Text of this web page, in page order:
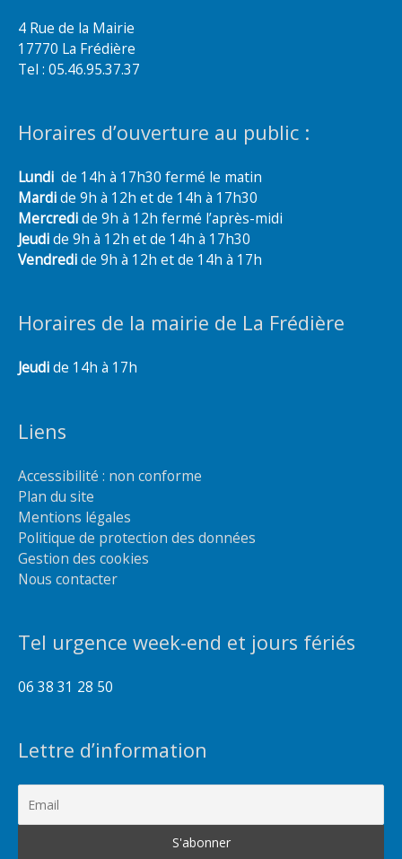
4 Rue de la Mairie
17770 La Frédière
Tel : 05.46.95.37.37
Horaires d’ouverture au public :
Lundi de 14h à 17h30 fermé le matin
Mardide 9h à 12h et de 14h à 17h30
Mercredide 9h à 12h fermé l’après-midi
Jeudide 9h à 12h et de 14h à 17h30
Vendredide 9h à 12h et de 14h à 17h
Horaires de la mairie de La Frédière
Jeudide 14h à 17h
Liens
Accessibilité : non conforme
Plan du site
Mentions légales
Politique de protection des données
Gestion des cookies
Nous contacter
Tel urgence week-end et jours fériés
06 38 31 28 50
Lettre d’information